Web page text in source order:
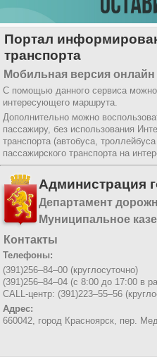
Портал
транспорта
Мобильная версия
С помощью данного сервиса можно
интересующего маршрута.
Дополнительно можно
пассажиру, без использования
транспорта (автобуса,
пассажирского транспорта на
Администрация
Департамент
Муниципальное
Контакты
Телефоны:
(391)256–84–00 (круглосуточно)
(391)256–84–04 (с 8:00 до 17:00 в
CALL-центр: (391)223–55–56
Адрес:
660042, город Красноярск, пер.